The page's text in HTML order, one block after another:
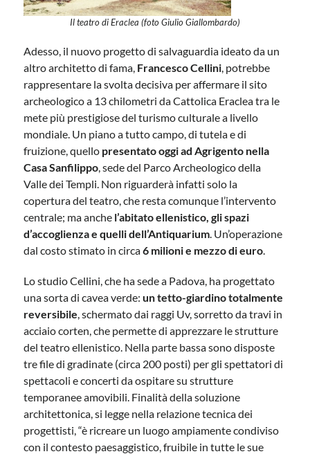
Il teatro di Eraclea (foto Giulio Giallombardo)
Adesso, il nuovo progetto di salvaguardia ideato da un
altro architetto di fama, Francesco Cellini, potrebbe
rappresentare la svolta decisiva per affermare il sito
archeologico a 13 chilometri da Cattolica Eraclea tra le
mete più prestigiose del turismo culturale a livello
mondiale. Un piano a tutto campo, di tutela e di
fruizione, quello presentato oggi ad Agrigento nella
Casa Sanfilippo, sede del Parco Archeologico della
Valle dei Templi. Non riguarderà infatti solo la
copertura del teatro, che resta comunque l’intervento
centrale; ma anche l’abitato ellenistico, gli spazi
d’accoglienza e quelli dell’Antiquarium. Un’operazione
dal costo stimato in circa6 milioni e mezzo di euro.
Lo studio Cellini, che ha sede a Padova, ha progettato
una sorta di cavea verde:un tetto-giardino totalmente
reversibile, schermato dai raggi Uv, sorretto da travi in
acciaio corten, che permette di apprezzare le strutture
del teatro ellenistico. Nella parte bassa sono disposte
tre file di gradinate (circa 200 posti) per gli spettatori di
spettacoli e concerti da ospitare su strutture
temporanee amovibili. Finalità della soluzione
architettonica, si legge nella relazione tecnica dei
progettisti, “è ricreare un luogo ampiamente condiviso
con il contesto paesaggistico, fruibile in tutte le sue